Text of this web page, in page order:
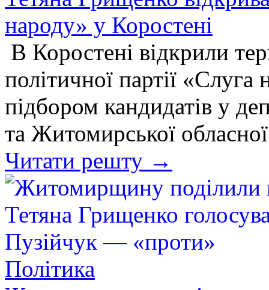
народу» у Коростені
В Коростені відкрили
політичної партії
підбором кандидатів у
та Житомирської
Читати решту →
Політика